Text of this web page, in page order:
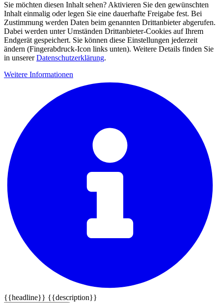
Sie möchten diesen Inhalt sehen? Aktivieren Sie den gewünschten
Inhalt einmalig oder legen Sie eine dauerhafte Freigabe fest. Bei
Zustimmung werden Daten beim genannten Drittanbieter abgerufen.
Dabei werden unter Umständen Drittanbieter-Cookies auf Ihrem
Endgerät gespeichert. Sie können diese Einstellungen jederzeit
ändern (Fingerabdruck-Icon links unten). Weitere Details finden Sie
in unsererDatenschutzerklärung.
Weitere Informationen
{{headline}} {{description}}